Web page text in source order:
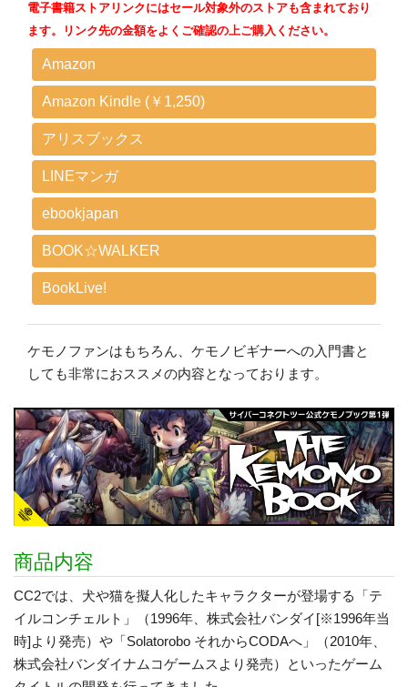
電子書籍ストアリンクにはセール対象外のストアも含まれており
ます。リンク先の金額をよくご確認の上ご購入ください。
Amazon
Amazon Kindle (￥1,250)
アリスブックス
LINEマンガ
ebookjapan
BOOK☆WALKER
BookLive!
ケモノファンはもちろん、ケモノビギナーへの入門書と
しても非常におススメの内容となっております。
商品内容
CC2では、犬や猫を擬人化したキャラクターが登場する「テ
イルコンチェルト」（1996年、株式会社バンダイ[※1996年当
時]より発売）や「Solatorobo それからCODAへ」（2010年、
株式会社バンダイナムコゲームスより発売）といったゲーム